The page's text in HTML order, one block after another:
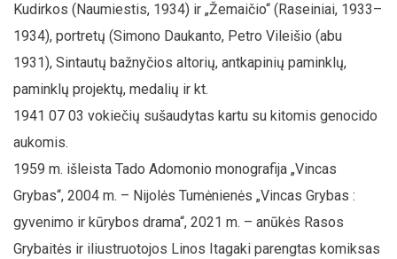
Kudirkos (Naumiestis, 1934) ir „Žemaičio“ (Raseiniai, 1933–
1934), portretų (Simono Daukanto, Petro Vileišio (abu
1931), Sintautų bažnyčios altorių, antkapinių paminklų,
paminklų projektų, medalių ir kt.
1941 07 03 vokiečių sušaudytas kartu su kitomis genocido
aukomis.
1959 m. išleista Tado Adomonio monografija „Vincas
Grybas“, 2004 m. – Nijolės Tumėnienės „Vincas Grybas :
gyvenimo ir kūrybos drama“, 2021 m. – anūkės Rasos
Grybaitės ir iliustruotojos Linos Itagaki parengtas komiksas